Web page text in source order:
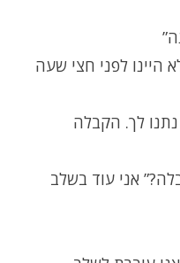
היינו לפני חצי שעה
לך. הקבלה
אני עוד בשלב